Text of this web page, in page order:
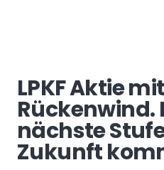
LPKF Aktie mit
Rückenwind.
nächste
Zukunft